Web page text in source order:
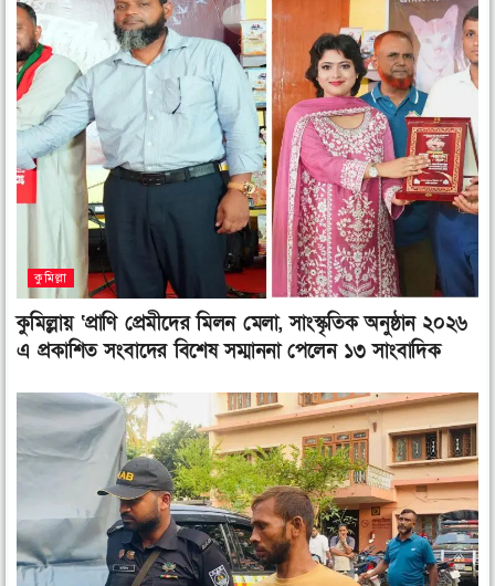
n
f
a
e
b
t
w
i
t
e
r
n
l
e
d
কুমিল্লা
কুমিল্লায় ‘প্রাণি প্রেমীদের মিলন মেলা, সাংস্কৃতিক অনুষ্ঠান ২০২৬
এ প্রকাশিত সংবাদের বিশেষ সম্মাননা পেলেন ১৩ সাংবাদিক